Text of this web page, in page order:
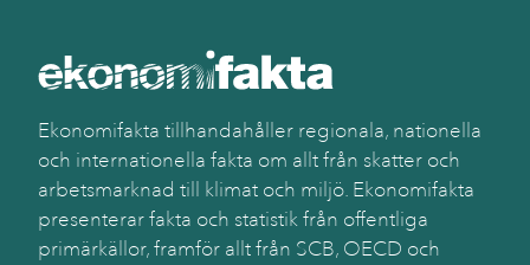
Ekonomifakta tillhandahåller regionala, nationella
och internationella fakta om allt från skatter och
arbetsmarknad till klimat och miljö. Ekonomifakta
presenterar fakta och statistik från offentliga
primärkällor, framför allt från SCB, OECD och